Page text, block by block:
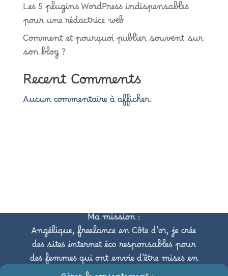
Les 5 plugins WordPress indispensables
pour une rédactrice web
Comment et pourquoi publier souvent sur
son blog ?
Recent Comments
Aucun commentaire à afficher.
Ma mission :
Angélique, freelance en Côte d’or, je crée
des sites internet éco responsables pour
des femmes qui ont envie d’être mises en